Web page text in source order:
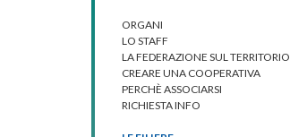
ORGANI
LO STAFF
LA FEDERAZIONE SUL TERRITORIO
CREARE UNA COOPERATIVA
PERCHÈ ASSOCIARSI
RICHIESTA INFO